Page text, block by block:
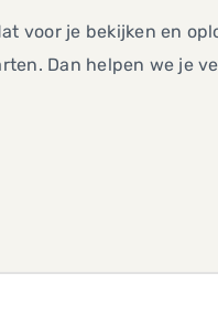
voor je bekijken en
Dan helpen we je